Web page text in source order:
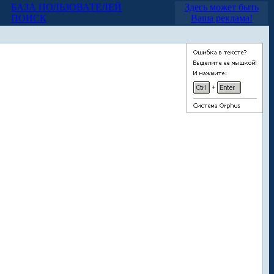
БАЗА ПОЛЬЗОВАТЕЛЕЙ
ПОИСК
Здесь может быть
Ваша реклама!